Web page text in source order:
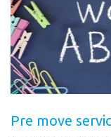
Pre move